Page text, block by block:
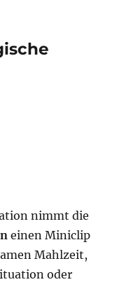
nimmt die
einen Miniclip
Mahlzeit,
oder